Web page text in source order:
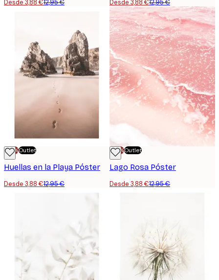
Desde 3,88 €12,95 € Desde 3,88 €12,95 €
-70%Outlet
Huellas en la Playa Póster
Desde 3,88 €12,95 €
-70%Outlet
Lago Rosa Póster
Desde 3,88 €12,95 €